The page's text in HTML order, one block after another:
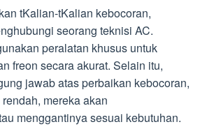
tKalian-tKalian kebocoran,
seorang teknisi AC.
peralatan khusus untuk
freon secara akurat. Selain itu,
jawab atas perbaikan kebocoran,
mereka akan
menggantinya sesuai kebutuhan.